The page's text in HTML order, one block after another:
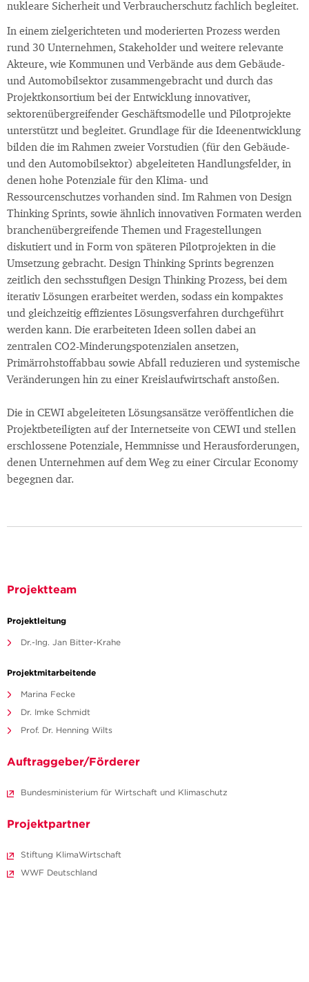
nukleare Sicherheit und Verbraucherschutz fachlich begleitet.
In einem zielgerichteten und moderierten Prozess werden
rund 30 Unternehmen, Stakeholder und weitere relevante
Akteure, wie Kommunen und Verbände aus dem Gebäude-
und Automobilsektor zusammengebracht und durch das
Projektkonsortium bei der Entwicklung innovativer,
sektorenübergreifender Geschäftsmodelle und Pilotprojekte
unterstützt und begleitet. Grundlage für die Ideenentwicklung
bilden die im Rahmen zweier Vorstudien (für den Gebäude-
und den Automobilsektor) abgeleiteten Handlungsfelder, in
denen hohe Potenziale für den Klima- und
Ressourcenschutzes vorhanden sind. Im Rahmen von Design
Thinking Sprints, sowie ähnlich innovativen Formaten werden
branchenübergreifende Themen und Fragestellungen
diskutiert und in Form von späteren Pilotprojekten in die
Umsetzung gebracht. Design Thinking Sprints begrenzen
zeitlich den sechsstufigen Design Thinking Prozess, bei dem
iterativ Lösungen erarbeitet werden, sodass ein kompaktes
und gleichzeitig effizientes Lösungsverfahren durchgeführt
werden kann. Die erarbeiteten Ideen sollen dabei an
zentralen CO2-Minderungspotenzialen ansetzen,
Primärrohstoffabbau sowie Abfall reduzieren und systemische
Veränderungen hin zu einer Kreislaufwirtschaft anstoßen.
Die in CEWI abgeleiteten Lösungsansätze veröffentlichen die
Projektbeteiligten auf der Internetseite von CEWI und stellen
erschlossene Potenziale, Hemmnisse und Herausforderungen,
denen Unternehmen auf dem Weg zu einer Circular Economy
begegnen dar.
Projektteam
Projektleitung
Dr.-Ing. Jan Bitter-Krahe
Projektmitarbeitende
Marina Fecke
Dr. Imke Schmidt
Prof. Dr. Henning Wilts
Auftraggeber/Förderer
Bundesministerium für Wirtschaft und Klimaschutz
Projektpartner
Stiftung KlimaWirtschaft
WWF Deutschland